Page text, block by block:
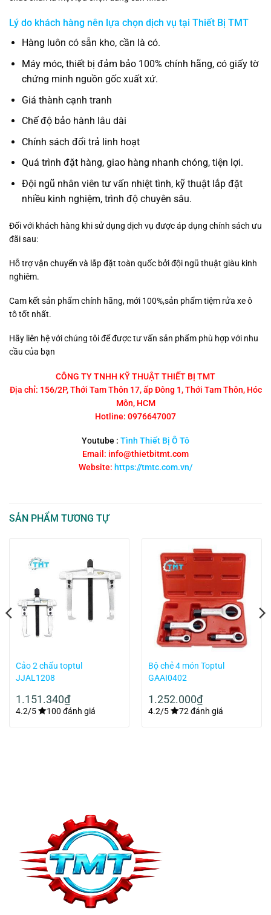
Lý do khách hàng nên lựa chọn dịch vụ tại Thiết Bị TMT
Hàng luôn có sẵn kho, cần là có.
Máy móc, thiết bị đảm bảo 100% chính hãng, có giấy tờ
chứng minh nguồn gốc xuất xứ.
Giá thành cạnh tranh
Chế độ bảo hành lâu dài
Chính sách đổi trả linh hoạt
Quá trình đặt hàng, giao hàng nhanh chóng, tiện lợi.
Đội ngũ nhân viên tư vấn nhiệt tình, kỹ thuật lắp đặt
nhiều kinh nghiệm, trình độ chuyên sâu.
Đối với khách hàng khi sử dụng dịch vụ được áp dụng chính sách ưu
đãi sau:
Hỗ trợ vận chuyển và lắp đặt toàn quốc bởi đội ngũ thuật giàu kinh
nghiêm.
Cam kết sản phẩm chính hãng, mới 100%,sản phẩm tiệm rửa xe ô
tô tốt nhất.
Hãy liên hệ với chúng tôi để được tư vấn sản phẩm phù hợp với nhu
cầu của bạn
CÔNG TY TNHH KỸ THUẬT THIẾT BỊ TMT
Địa chỉ: 156/2P, Thới Tam Thôn 17, ấp Đông 1, Thới Tam Thôn, Hóc
Môn, HCM
Hotline: 0976647007
Youtube : Tình Thiết Bị Ô Tô
Email: info@thietbitmt.com
Website: https://tmtc.com.vn/
SẢN PHẨM TƯƠNG TỰ
Cảo 2 chấu toptul
JJAL1208
1.151.340₫
4.2/5 100 đánh giá
Bộ chẻ 4 món Toptul
GAAI0402
1.252.000₫
4.2/5 72 đánh giá